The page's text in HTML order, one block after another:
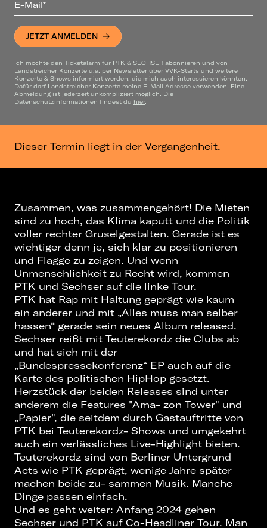
E-Mail*
JETZT ANMELDEN
Ich möchte den Ticketalarm für PTK & SECHSER abonnieren und von
Landstreicher Konzerte u.a. per Newsletter über VVK-Starts und weitere
Konzerte & Shows informiert werden, die mich auch interessieren könnten.
Dafür darf Landstreicher Konzerte meine E-Mail Adresse verwenden. Eine
Abmeldung ist jederzeit unkompliziert möglich. Die
Datenschutzinformationen findest du hier.
Dieser Termin liegt in der Vergangenheit.
Zusammen, was zusammengehört! Die Mieten
sind zu hoch, das Klima kaputt und die Politik
voller rechter Gruselgestalten. Gerade ist es
wichtiger denn je, sich klar zu positionieren
und Flagge zu zeigen. Und wenn
Unmenschlichkeit zu Recht wird, kommen
PTK und Sechser auf die linke Tour.
PTK hat Rap mit Haltung geprägt wie kaum
ein anderer und mit „Alles muss man selber
hassen“ gerade sein neues Album released.
Sechser reißt mit Teuterekordz die Clubs ab
und hat sich mit der
„Bundespressekonferenz“ EP auch auf die
Karte des politischen HipHop gesetzt.
Herzstück der beiden Releases sind unter
anderem die Features "Ama- zon Tower" und
„Papier", die seitdem durch Gastauftritte von
PTK bei Teuterekordz- Shows und umgekehrt
auch ein verlässliches Live-Highlight bieten.
Teuterekordz sind von Berliner Untergrund
Acts wie PTK geprägt, wenige Jahre später
machen beide zu- sammen Musik. Manche
Dinge passen einfach.
Und es geht weiter: Anfang 2024 gehen
Sechser und PTK auf Co-Headliner Tour. Man